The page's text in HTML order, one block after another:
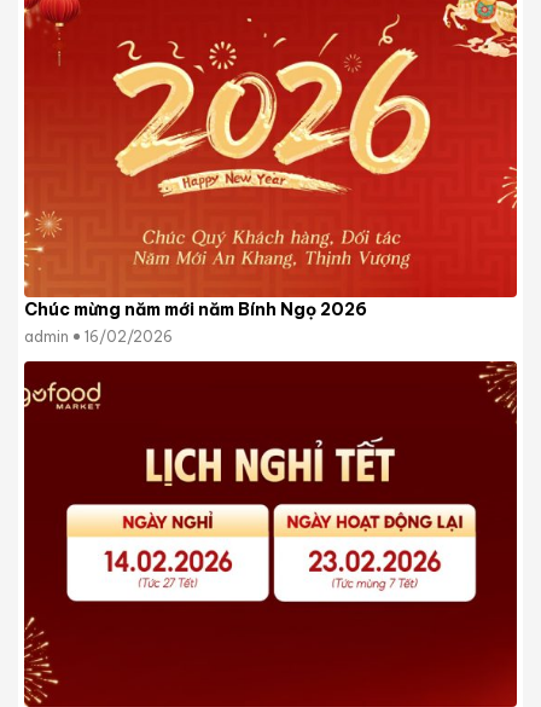
Chúc mừng năm mới năm Bính Ngọ 2026
admin 16/02/2026